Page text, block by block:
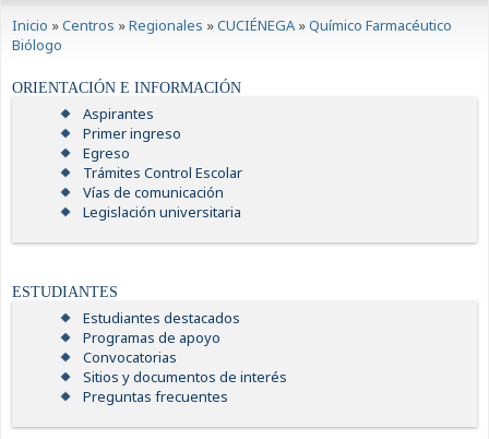
Inicio »Centros »Regionales »CUCIÉNEGA »Químico Farmacéutico
Biólogo
ORIENTACIÓN E INFORMACIÓN
Aspirantes
Primer ingreso
Egreso
Trámites Control Escolar
Vías de comunicación
Legislación universitaria
ESTUDIANTES
Estudiantes destacados
Programas de apoyo
Convocatorias
Sitios y documentos de interés
Preguntas frecuentes